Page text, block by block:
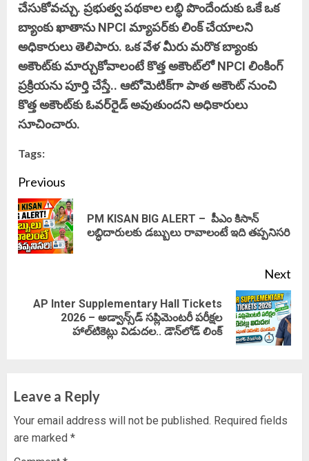
చేసుకోవచ్చు. ప్రభుత్వ పథకాల లబ్ధి పొందేందుకు ఒకే ఒక
బ్యాంకు ఖాతాను NPCI మ్యాపర్‌కు లింక్‌ చేయాలని
అధికారులు తెలిపారు. ఒక వేళ మీరు మరొక బ్యాంకు
అకౌంట్‌కు మార్చుకోవాలంటే కొత్త అకౌంట్‌లో NPCI లింకింగ్‌
ప్రక్రియను పూర్తి చేస్తే.. ఆటోమెటిక్‌గా పాత అకౌంట్‌ నుంచి
కొత్త అకౌంట్‌కు ఓవర్‌రైడ్‌ అవుతుందని అధికారులు
సూచించారు.
Tags:
Continue
Reading
Previous
PM KISAN BIG ALERT – పీఎం కిసాన్‌
లబ్ధిదారులకు డబ్బులు రావాలంటే ఇది తప్పనిసరి
Next
AP Inter Supplementary Hall Tickets
2026 – అడ్వాన్స్‌డ్ సప్లిమెంటరీ పరీక్షల
హాల్‌టికెట్లు విడుదల.. డౌన్‌లోడ్ లింక్‌
Leave a Reply
Your email address will not be published. Required fields
are marked *